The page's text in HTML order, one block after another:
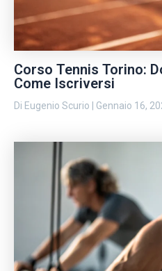
Corso Tennis Torino:
Come Iscriversi
Di Eugenio Scurio | Gennaio 16,